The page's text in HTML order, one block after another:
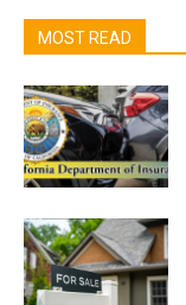
MOST READ